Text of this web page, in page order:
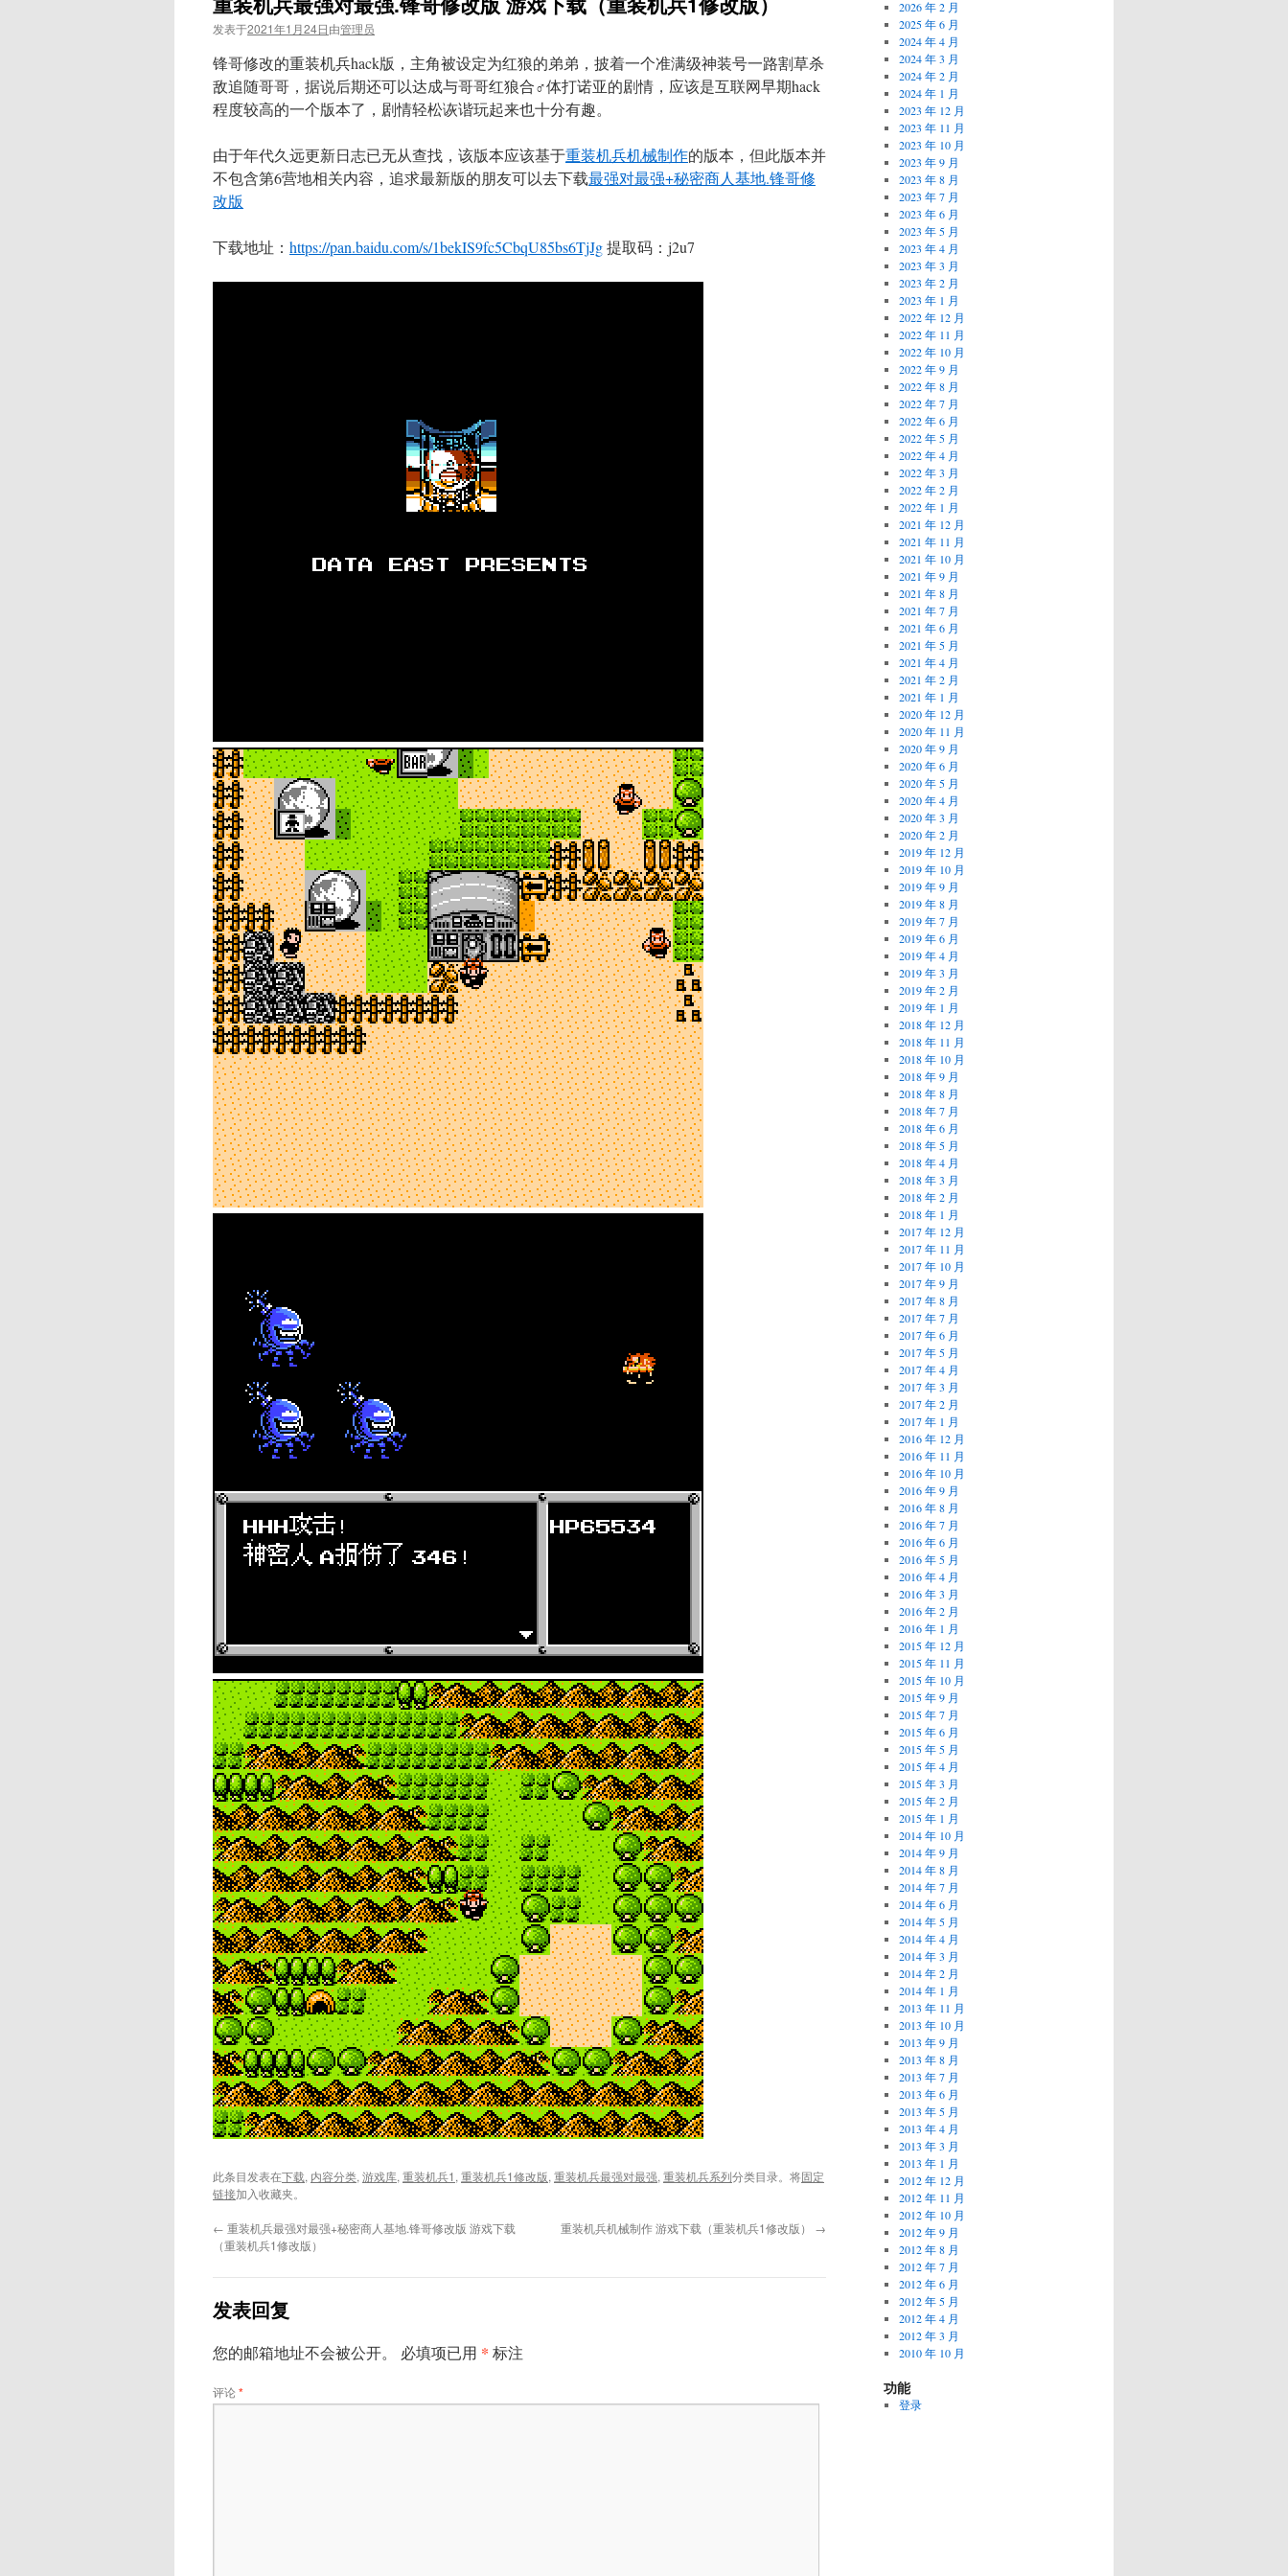
发表于2021年1月24日由管理员
锋哥修改的重装机兵hack版，主角被设定为红狼的弟弟，披着一个准满级神装号一路割草杀
敌追随哥哥，据说后期还可以达成与哥哥红狼合♂体打诺亚的剧情，应该是互联网早期hack
程度较高的一个版本了，剧情轻松诙谐玩起来也十分有趣。
由于年代久远更新日志已无从查找，该版本应该基于重装机兵机械制作的版本，但此版本并
不包含第6营地相关内容，追求最新版的朋友可以去下载最强对最强+秘密商人基地.锋哥修
改版
下载地址： https://pan.baidu.com/s/1bekIS9fc5CbqU85bs6TjJg提取码：j2u7
此条目发表在下载, 内容分类, 游戏库, 重装机兵1 , 重装机兵1修改版, 重装机兵最强对最强, 重装机兵系列分类目录。将固定
链接加入收藏夹。
← 重装机兵最强对最强+秘密商人基地.锋哥修改版 游戏下载
（重装机兵1修改版）
重装机兵机械制作 游戏下载（重装机兵1修改版） →
发表回复
您的邮箱地址不会被公开。 必填项已用 * 标注
评论*
2026 年 2 月
2025 年 6 月
2024 年 4 月
2024 年 3 月
2024 年 2 月
2024 年 1 月
2023 年 12 月
2023 年 11 月
2023 年 10 月
2023 年 9 月
2023 年 8 月
2023 年 7 月
2023 年 6 月
2023 年 5 月
2023 年 4 月
2023 年 3 月
2023 年 2 月
2023 年 1 月
2022 年 12 月
2022 年 11 月
2022 年 10 月
2022 年 9 月
2022 年 8 月
2022 年 7 月
2022 年 6 月
2022 年 5 月
2022 年 4 月
2022 年 3 月
2022 年 2 月
2022 年 1 月
2021 年 12 月
2021 年 11 月
2021 年 10 月
2021 年 9 月
2021 年 8 月
2021 年 7 月
2021 年 6 月
2021 年 5 月
2021 年 4 月
2021 年 2 月
2021 年 1 月
2020 年 12 月
2020 年 11 月
2020 年 9 月
2020 年 6 月
2020 年 5 月
2020 年 4 月
2020 年 3 月
2020 年 2 月
2019 年 12 月
2019 年 10 月
2019 年 9 月
2019 年 8 月
2019 年 7 月
2019 年 6 月
2019 年 4 月
2019 年 3 月
2019 年 2 月
2019 年 1 月
2018 年 12 月
2018 年 11 月
2018 年 10 月
2018 年 9 月
2018 年 8 月
2018 年 7 月
2018 年 6 月
2018 年 5 月
2018 年 4 月
2018 年 3 月
2018 年 2 月
2018 年 1 月
2017 年 12 月
2017 年 11 月
2017 年 10 月
2017 年 9 月
2017 年 8 月
2017 年 7 月
2017 年 6 月
2017 年 5 月
2017 年 4 月
2017 年 3 月
2017 年 2 月
2017 年 1 月
2016 年 12 月
2016 年 11 月
2016 年 10 月
2016 年 9 月
2016 年 8 月
2016 年 7 月
2016 年 6 月
2016 年 5 月
2016 年 4 月
2016 年 3 月
2016 年 2 月
2016 年 1 月
2015 年 12 月
2015 年 11 月
2015 年 10 月
2015 年 9 月
2015 年 7 月
2015 年 6 月
2015 年 5 月
2015 年 4 月
2015 年 3 月
2015 年 2 月
2015 年 1 月
2014 年 10 月
2014 年 9 月
2014 年 8 月
2014 年 7 月
2014 年 6 月
2014 年 5 月
2014 年 4 月
2014 年 3 月
2014 年 2 月
2014 年 1 月
2013 年 11 月
2013 年 10 月
2013 年 9 月
2013 年 8 月
2013 年 7 月
2013 年 6 月
2013 年 5 月
2013 年 4 月
2013 年 3 月
2013 年 1 月
2012 年 12 月
2012 年 11 月
2012 年 10 月
2012 年 9 月
2012 年 8 月
2012 年 7 月
2012 年 6 月
2012 年 5 月
2012 年 4 月
2012 年 3 月
2010 年 10 月
功能
登录